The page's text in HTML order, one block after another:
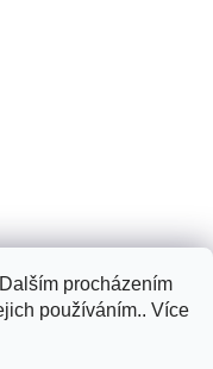
procházením
používáním.. Více